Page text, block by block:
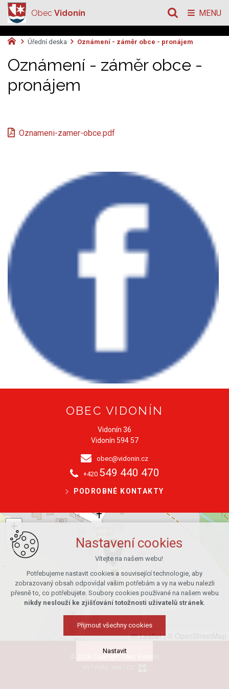
Úřední deska Oznámení - záměr obce - pronájem
Oznámení - záměr obce -
pronájem
Oznameni-zamer-obce.pdf
OBEC VIDONÍN
Vidonín 36
Vidonín 594 57
obec@vidonin.cz
+420 549 440 470
PODROBNÉ KONTAKTY
−
Leaflet |
Obec Vidonín MENU
Nastavení cookies
Vítejte na našem webu!
Potřebujeme nastavit cookies a související technologie, aby
zobrazovaný obsah odpovídal vašim potřebám a vy na webu nalezli
přesně to, co potřebujete. Soubory cookies používané na našem webu
nikdy neslouží ke zjišťování totožnosti uživatelů stránek.
Přijmout všechny cookies
Nastavit